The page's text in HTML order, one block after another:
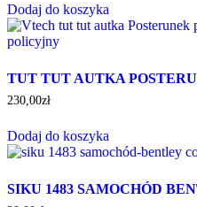
Dodaj do koszyka
TUT TUT AUTKA
230,00zł
Dodaj do koszyka
SIKU 1483 SAMOCHÓD